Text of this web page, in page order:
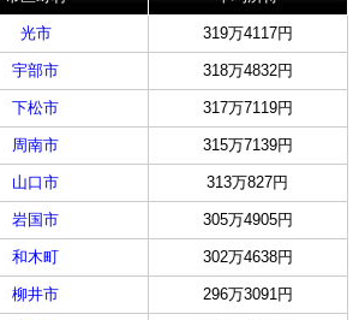
光市 319万4117円
宇部市 318万4832円
下松市 317万7119円
周南市 315万7139円
山口市 313万827円
岩国市 305万4905円
和木町 302万4638円
柳井市 296万3091円